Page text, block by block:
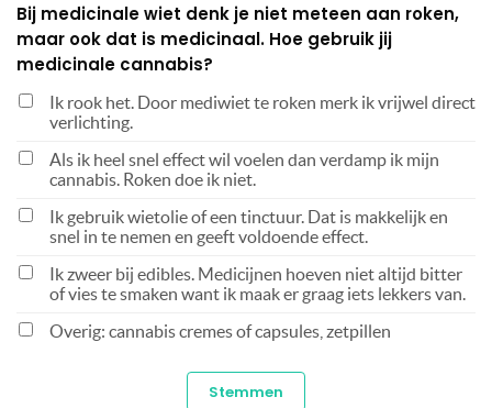
Bij medicinale wiet denk je niet meteen aan roken,
maar ook dat is medicinaal. Hoe gebruik jij
medicinale cannabis?
Ik rook het. Door mediwiet te roken merk ik vrijwel direct
verlichting.
Als ik heel snel effect wil voelen dan verdamp ik mijn
cannabis. Roken doe ik niet.
Ik gebruik wietolie of een tinctuur. Dat is makkelijk en
snel in te nemen en geeft voldoende effect.
Ik zweer bij edibles. Medicijnen hoeven niet altijd bitter
of vies te smaken want ik maak er graag iets lekkers van.
Overig: cannabis cremes of capsules, zetpillen